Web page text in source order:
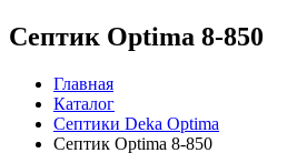
Септик Optima 8-850
Главная
Каталог
Септики Deka Optima
Септик Optima 8-850